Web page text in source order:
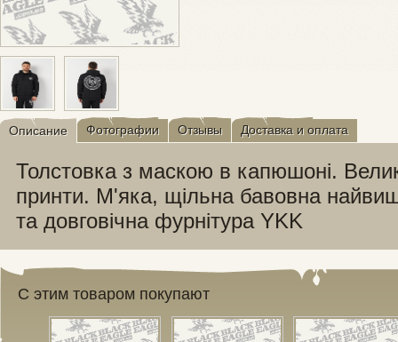
Описание Фотографии Отзывы Доставка и оплата
Толстовка з маскою в капюшоні.
принти. М'яка, щільна бавовна
та довговічна фурнітура YKK
С этим товаром покупают